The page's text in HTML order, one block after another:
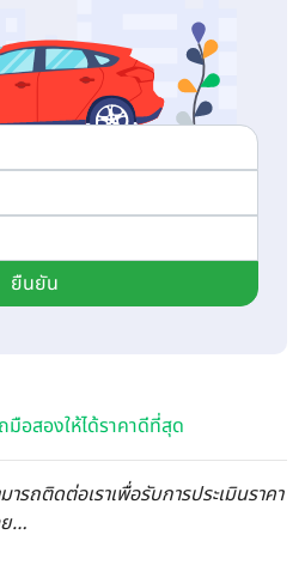
ยืนยัน
มือสองให้ได้ราคาดีที่สุด
ารถติดต่อเราเพื่อรับการประเมินราคา
ย…